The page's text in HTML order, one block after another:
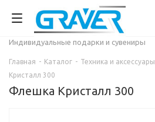
Индивидуальные подарки и сувениры
Главная - Каталог - Техника и аксессуары
Кристалл 300
Флешка Кристалл 300